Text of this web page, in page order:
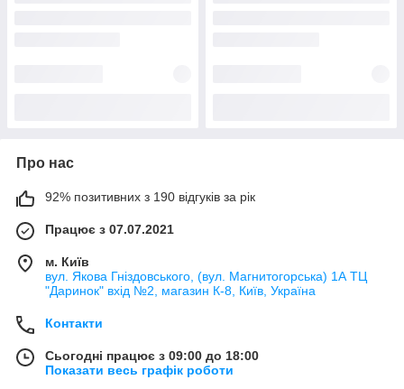
Про нас
92% позитивних з 190 відгуків за рік
Працює з 07.07.2021
м. Київ
вул. Якова Гніздовського, (вул. Магнитогорська) 1А ТЦ
"Даринок" вхід №2, магазин К-8, Київ, Україна
Контакти
Сьогодні працює з 09:00 до 18:00
Показати весь графік роботи